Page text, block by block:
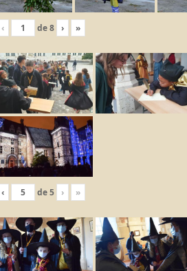
‹ de8 › »
‹ de5 › »